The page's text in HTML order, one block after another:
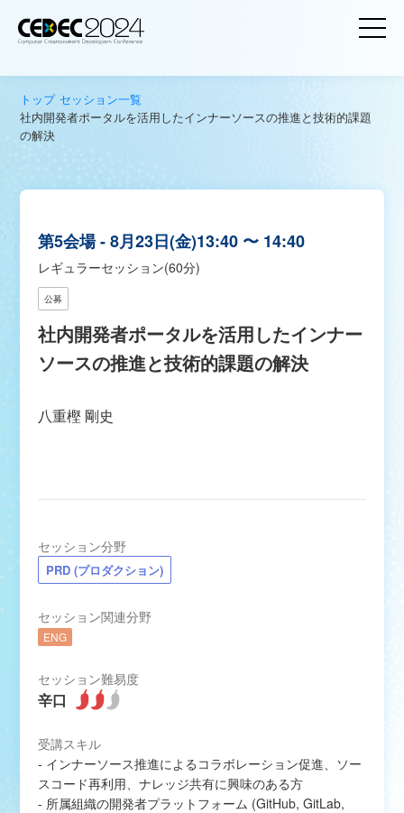
トップ セッション一覧
社内開発者ポータルを活用したインナーソースの推進と技術的課題
の解決
第5会場 8月23日(金)13:40 〜 14:40
レギュラーセッション(60分)
公募
社内開発者ポータルを活用したインナー
ソースの推進と技術的課題の解決
八重樫 剛史
セッション分野
PRD (プロダクション)
セッション関連分野
ENG
セッション難易度
受講スキル
- インナーソース推進によるコラボレーション促進、ソー
スコード再利用、ナレッジ共有に興味のある方
- 所属組織の開発者プラットフォーム (GitHub, GitLab,